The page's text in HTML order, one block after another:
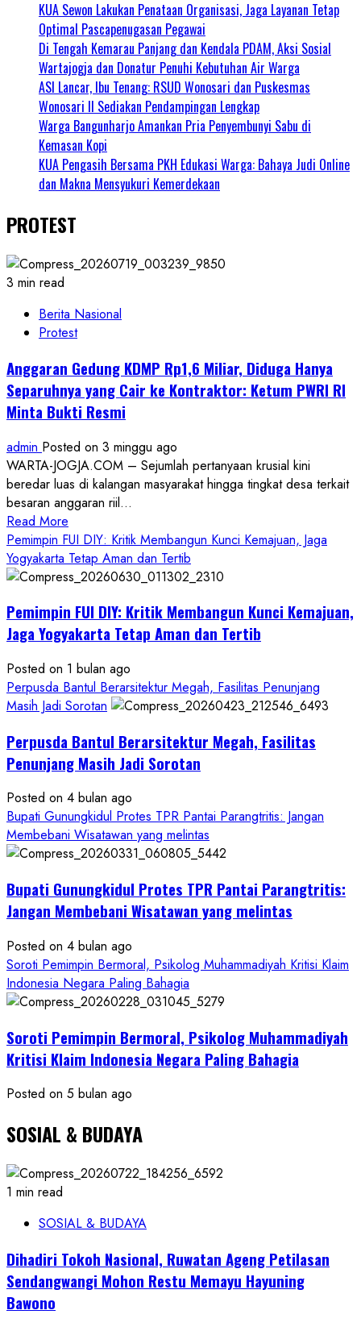
KUA Sewon Lakukan Penataan Organisasi, Jaga Layanan Tetap
Optimal Pascapenugasan Pegawai
Di Tengah Kemarau Panjang dan Kendala PDAM, Aksi Sosial
Wartajogja dan Donatur Penuhi Kebutuhan Air Warga
ASI Lancar, Ibu Tenang: RSUD Wonosari dan Puskesmas
Wonosari II Sediakan Pendampingan Lengkap
Warga Bangunharjo Amankan Pria Penyembunyi Sabu di
Kemasan Kopi
KUA Pengasih Bersama PKH Edukasi Warga: Bahaya Judi Online
dan Makna Mensyukuri Kemerdekaan
PROTEST
3 min read
Berita Nasional
Protest
Anggaran Gedung KDMP Rp1,6 Miliar, Diduga Hanya
Separuhnya yang Cair ke Kontraktor: Ketum PWRI RI
Minta Bukti Resmi
admin Posted on 3 minggu ago
WARTA-JOGJA.COM – Sejumlah pertanyaan krusial kini
beredar luas di kalangan masyarakat hingga tingkat desa terkait
besaran anggaran riil...
Read More
more
about
Anggaran
KDMP
Rp1,6
Diduga
Hanya
Separuhnya
Cair
ke
Ketum
PWRI
RI
Minta
Resmi
Pemimpin FUI DIY: Kritik Membangun Kunci Kemajuan, Jaga
Yogyakarta Tetap Aman dan Tertib
Pemimpin FUI DIY: Kritik Membangun Kunci Kemajuan,
Jaga Yogyakarta Tetap Aman dan Tertib
Posted on 1 bulan ago
Perpusda Bantul Berarsitektur Megah, Fasilitas Penunjang
Masih Jadi Sorotan
Perpusda Bantul Berarsitektur Megah, Fasilitas
Penunjang Masih Jadi Sorotan
Posted on 4 bulan ago
Bupati Gunungkidul Protes TPR Pantai Parangtritis: Jangan
Membebani Wisatawan yang melintas
Bupati Gunungkidul Protes TPR Pantai Parangtritis:
Jangan Membebani Wisatawan yang melintas
Posted on 4 bulan ago
Soroti Pemimpin Bermoral, Psikolog Muhammadiyah Kritisi Klaim
Indonesia Negara Paling Bahagia
Soroti Pemimpin Bermoral, Psikolog Muhammadiyah
Kritisi Klaim Indonesia Negara Paling Bahagia
Posted on 5 bulan ago
SOSIAL & BUDAYA
1 min read
SOSIAL & BUDAYA
Dihadiri Tokoh Nasional, Ruwatan Ageng Petilasan
Sendangwangi Mohon Restu Memayu Hayuning
Bawono